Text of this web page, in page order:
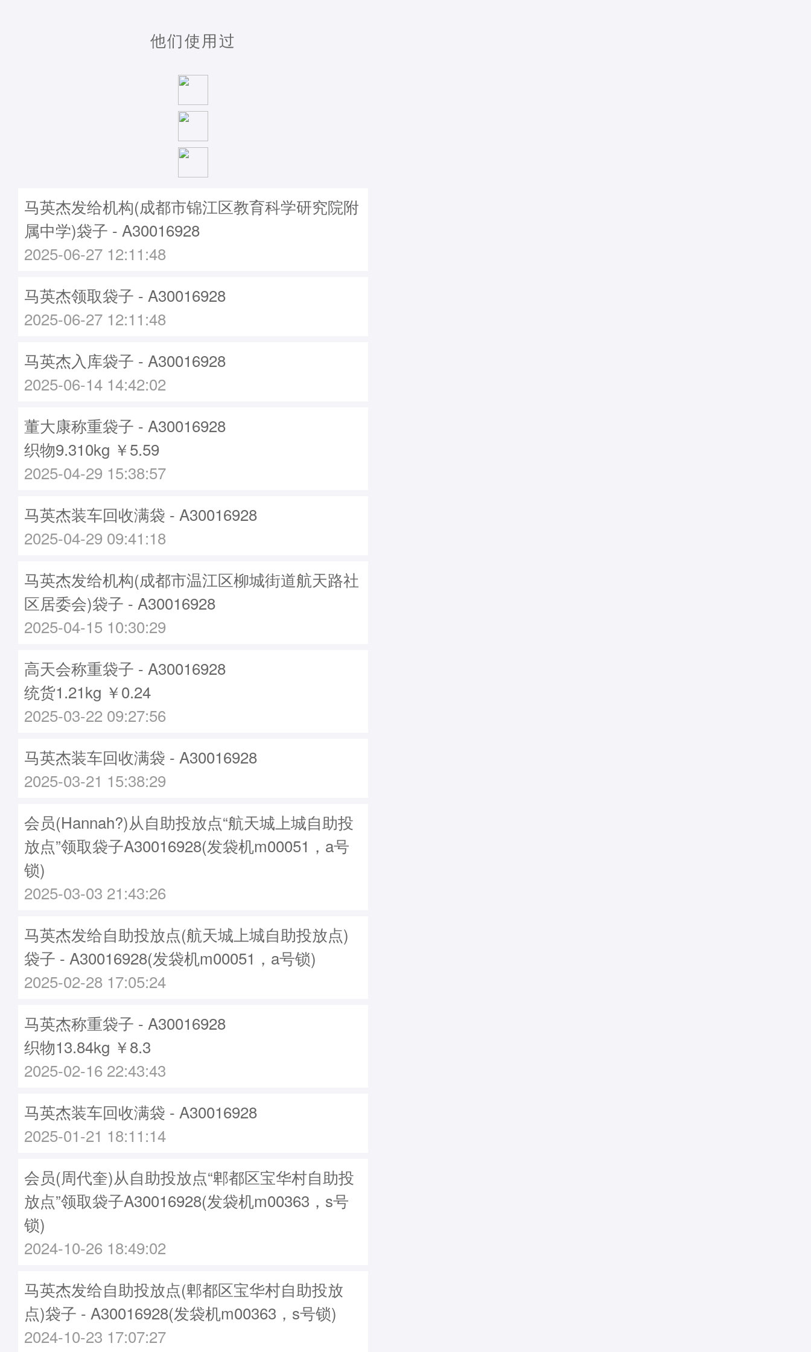
他们使用过
马英杰发给机构(成都市锦江区教育科学研究院附
属中学)袋子 - A30016928
2025-06-27 12:11:48
马英杰领取袋子 - A30016928
2025-06-27 12:11:48
马英杰入库袋子 - A30016928
2025-06-14 14:42:02
董大康称重袋子 - A30016928
织物9.310kg ￥5.59
2025-04-29 15:38:57
马英杰装车回收满袋 - A30016928
2025-04-29 09:41:18
马英杰发给机构(成都市温江区柳城街道航天路社
区居委会)袋子 - A30016928
2025-04-15 10:30:29
高天会称重袋子 - A30016928
统货1.21kg ￥0.24
2025-03-22 09:27:56
马英杰装车回收满袋 - A30016928
2025-03-21 15:38:29
会员(Hannah?)从自助投放点“航天城上城自助投
放点”领取袋子A30016928(发袋机m00051，a号
锁)
2025-03-03 21:43:26
马英杰发给自助投放点(航天城上城自助投放点)
袋子 - A30016928(发袋机m00051，a号锁)
2025-02-28 17:05:24
马英杰称重袋子 - A30016928
织物13.84kg ￥8.3
2025-02-16 22:43:43
马英杰装车回收满袋 - A30016928
2025-01-21 18:11:14
会员(周代奎)从自助投放点“郫都区宝华村自助投
放点”领取袋子A30016928(发袋机m00363，s号
锁)
2024-10-26 18:49:02
马英杰发给自助投放点(郫都区宝华村自助投放
点)袋子 - A30016928(发袋机m00363，s号锁)
2024-10-23 17:07:27